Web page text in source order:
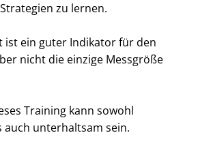
zu lernen.
ist ein guter Indikator für den
nicht die einzige Messgröße
Training kann sowohl
unterhaltsam sein.